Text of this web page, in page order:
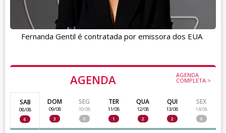
AGENDA AGENDA
COMPLETA >
SAB
08/08
6
DOM
09/08
3
SEG
10/08
0
TER
11/08
1
QUA
12/08
2
QUI
13/08
2
SEX
14/08
0
Fernanda Gentil é contratada por emissora dos EUA